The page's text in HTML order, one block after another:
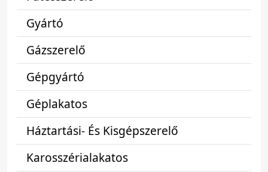
Gyártó
Gázszerelő
Gépgyártó
Géplakatos
Háztartási- És Kisgépszerelő
Karosszérialakatos